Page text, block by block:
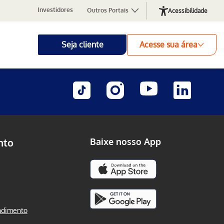
Investidores Outros Portais Acessibilidade
Seja cliente Acesse sua área
Baixe nosso App